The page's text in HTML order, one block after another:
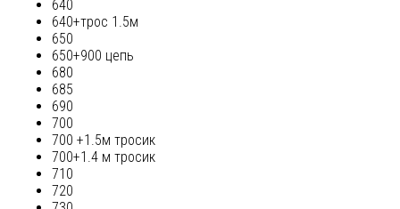
640
640+трос 1.5м
650
650+900 цепь
680
685
690
700
700 +1.5м тросик
700+1.4 м тросик
710
720